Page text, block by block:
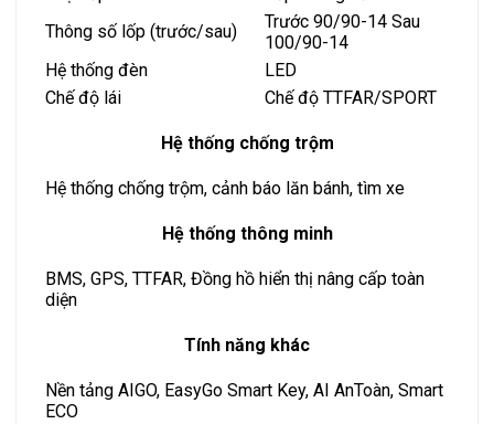
Thông số lốp (trước/sau)
Trước 90/90-14 Sau
100/90-14
Hệ thống đèn
LED
Chế độ lái
Chế độ TTFAR/SPORT
Hệ thống chống trộm
Hệ thống chống trộm, cảnh báo lăn bánh, tìm xe
Hệ thống thông minh
BMS, GPS, TTFAR, Đồng hồ hiển thị nâng cấp toàn
diện
Tính năng khác
Nền tảng AIGO, EasyGo Smart Key, AI AnToàn, Smart
ECO